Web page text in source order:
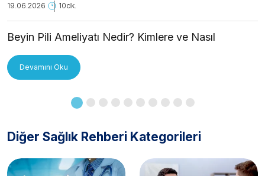
19.06.2026 10dk.
Beyin Pili Ameliyatı Nedir? Kimlere ve Nasıl
Devamını Oku
Diğer Sağlık Rehberi Kategorileri